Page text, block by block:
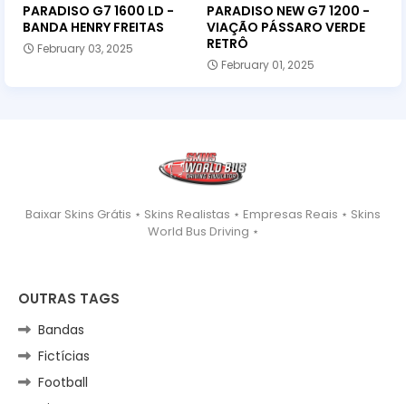
PARADISO G7 1600 LD -
BANDA HENRY FREITAS
February 03, 2025
PARADISO NEW G7 1200 -
VIAÇÃO PÁSSARO VERDE
RETRÔ
February 01, 2025
Baixar Skins Grátis ⋆ Skins Realistas ⋆ Empresas Reais ⋆ Skins
World Bus Driving ⋆
OUTRAS TAGS
Bandas
Fictícias
Football